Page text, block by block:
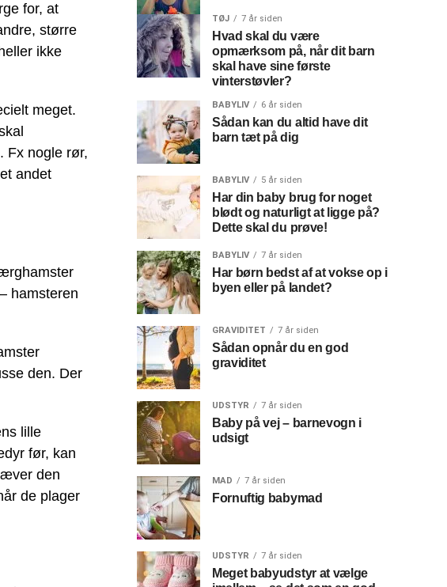
for, at
større
ikke
meget.
Fx nogle rør,
andet
hamsteren
den. Der
lille
før, kan
den
de plager
TØJ 7 år siden
Hvad skal du være
opmærksom på, når dit barn
skal have sine første
vinterstøvler?
BABYLIV 6 år siden
Sådan kan du altid have dit
barn tæt på dig
BABYLIV 5 år siden
Har din baby brug for noget
blødt og naturligt at ligge på?
Dette skal du prøve!
BABYLIV 7 år siden
Har børn bedst af at vokse op i
byen eller på landet?
GRAVIDITET 7 år siden
Sådan opnår du en god
graviditet
UDSTYR 7 år siden
Baby på vej – barnevogn i
udsigt
MAD 7 år siden
Fornuftig babymad
UDSTYR 7 år siden
Meget babyudstyr at vælge